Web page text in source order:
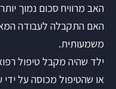
האב מרוויח סכום נמוך
האם התקבלה לעבודה
משמעותית.
ילד שהיה מקבל טיפול
או שהטיפול מכוסה על